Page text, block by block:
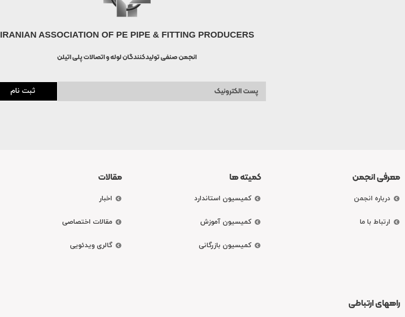
IRANIAN ASSOCIATION OF PE PIPE & FITTING PRODUCERS
انجمن صنفی تولیدکنندگان لوله و اتصالات پلی اتیلن
ثبت نام
معرفی انجمن
درباره انجمن
ارتباط با ما
کمیته ها
کمیسیون استاندارد
کمیسیون آموزش
کمیسیون بازرگانی
مقالات
اخبار
مقالات اختصاصی
گالری ویدئویی
راههای ارتباطی